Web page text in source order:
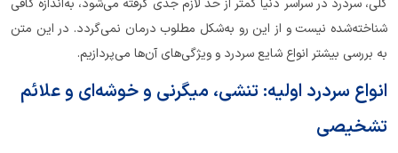
کلی، سردرد در سراسر دنیا کمتر از حد لازم جدی گرفته می‌شود، به‌اندازه کافی
شناخته‌شده نیست و از این رو به‌شکل مطلوب درمان نمی‌گردد. در این متن
به بررسی بیشتر انواع شایع سردرد و ویژگی‌های آن‌ها می‌پردازیم.
انواع سردرد اولیه: تنشی، میگرنی و خوشه‌ای و علائم
تشخیصی